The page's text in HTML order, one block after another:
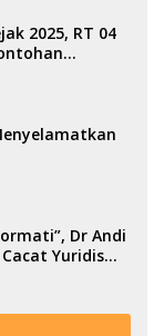
2025, RT 04
Dr Andi
Yuridis